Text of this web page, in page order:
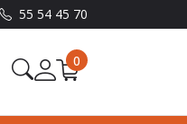
55 54 45 70
0